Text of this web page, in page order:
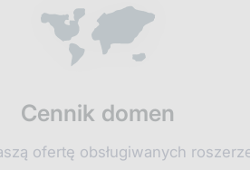
Cennik domen
ofertę obsługiwanych